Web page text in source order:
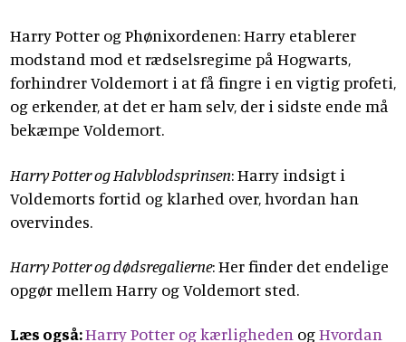
Harry Potter og Phønixordenen: Harry etablerer
modstand mod et rædselsregime på Hogwarts,
forhindrer Voldemort i at få fingre i en vigtig profeti,
og erkender, at det er ham selv, der i sidste ende må
bekæmpe Voldemort.
Harry Potter og Halvblodsprinsen: Harry indsigt i
Voldemorts fortid og klarhed over, hvordan han
overvindes.
Harry Potter og dødsregalierne: Her finder det endelige
opgør mellem Harry og Voldemort sted.
Læs også:Harry Potter og kærligheden ogHvordan